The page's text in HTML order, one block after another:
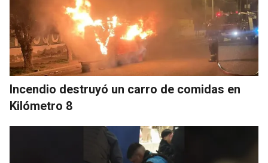
Incendio destruyó un carro de comidas en
Kilómetro 8